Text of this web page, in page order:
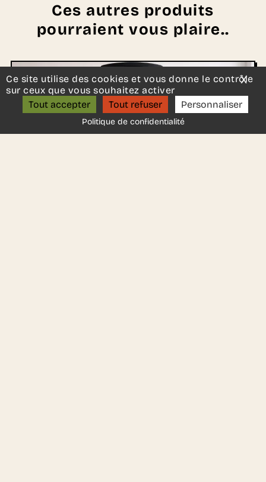
Ces autres produits
pourraient vous plaire..
ON S’APPELLE ?
Ce site utilise des cookies et vous donne le contrôle
sur ceux que vous souhaitez activer
Tout accepter
Tout refuser Personnaliser
Politique de confidentialité
X